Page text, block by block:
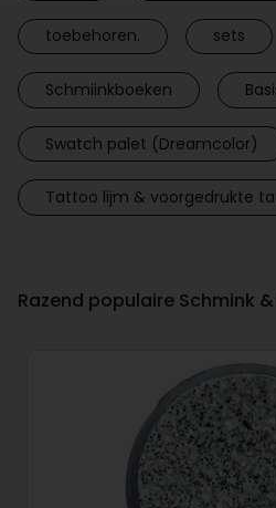
toebehoren. sets
Schmiinkboeken
Swatch palet (Dreamcolor)
Tattoo lijm & voorgedrukte
Razend populaire Schmink